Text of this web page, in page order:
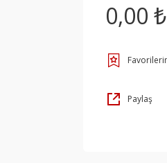
0,00 ₺
Paylaş